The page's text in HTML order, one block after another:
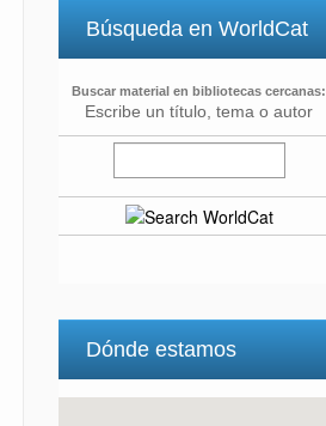
Búsqueda en WorldCat
Buscar material en bibliotecas cercanas:
Escribe un título, tema o autor
Dónde estamos